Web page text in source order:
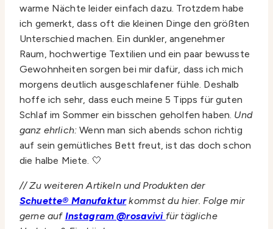
warme Nächte leider einfach dazu. Trotzdem habe
ich gemerkt, dass oft die kleinen Dinge den größten
Unterschied machen. Ein dunkler, angenehmer
Raum, hochwertige Textilien und ein paar bewusste
Gewohnheiten sorgen bei mir dafür, dass ich mich
morgens deutlich ausgeschlafener fühle. Deshalb
hoffe ich sehr, dass euch meine 5 Tipps für guten
Schlaf im Sommer ein bisschen geholfen haben. Und
ganz ehrlich:Wenn man sich abends schon richtig
auf sein gemütliches Bett freut, ist das doch schon
die halbe Miete. 🤍
// Zu weiteren Artikeln und Produkten der
Schuette® Manufakturkommst du hier. Folge mir
gerne auf Instagram @rosavivi für tägliche